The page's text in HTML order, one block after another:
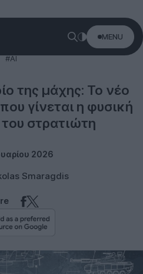
MENU
#AI
της μάχης: Το νέο
γίνεται η φυσική
στρατιώτη
2026
Smaragdis